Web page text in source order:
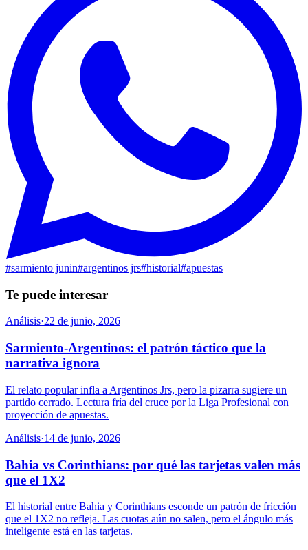
#sarmiento junin#argentinos jrs#historial#apuestas
Te puede interesar
Análisis·22 de junio, 2026
Sarmiento-Argentinos: el patrón táctico que la
narrativa ignora
El relato popular infla a Argentinos Jrs, pero la pizarra sugiere un
partido cerrado. Lectura fría del cruce por la Liga Profesional con
proyección de apuestas.
Análisis·14 de junio, 2026
Bahia vs Corinthians: por qué las tarjetas valen más
que el 1X2
El historial entre Bahia y Corinthians esconde un patrón de fricción
que el 1X2 no refleja. Las cuotas aún no salen, pero el ángulo más
inteligente está en las tarjetas.